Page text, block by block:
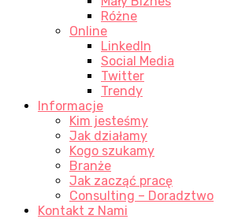
Różne
Online
LinkedIn
Social Media
Twitter
Trendy
Informacje
Kim jesteśmy
Jak działamy
Kogo szukamy
Branże
Jak zacząć pracę
Consulting – Doradztwo
Kontakt z Nami